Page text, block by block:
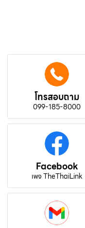
โทรสอบถาม
099-185-8000
Facebook
เพจ TheThaiLink